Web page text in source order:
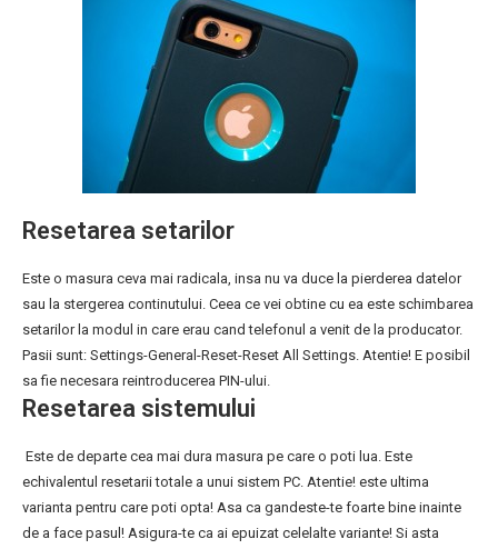
Resetarea setarilor
Este o masura ceva mai radicala, insa nu va duce la pierderea datelor
sau la stergerea continutului. Ceea ce vei obtine cu ea este schimbarea
setarilor la modul in care erau cand telefonul a venit de la producator.
Pasii sunt: Settings-General-Reset-Reset All Settings. Atentie! E posibil
sa fie necesara reintroducerea PIN-ului.
Resetarea sistemului
Este de departe cea mai dura masura pe care o poti lua. Este
echivalentul resetarii totale a unui sistem PC. Atentie! este ultima
varianta pentru care poti opta! Asa ca gandeste-te foarte bine inainte
de a face pasul! Asigura-te ca ai epuizat celelalte variante! Si asta